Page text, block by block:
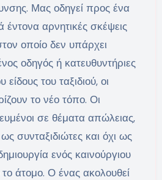
Μας οδηγεί προς ένα
αρνητικές σκέψεις
οποίο δεν υπάρχει
οδηγός ή κατευθυντήριες
του ταξιδιού, οι
το νέο τόπο. Οι
σε θέματα απώλειας,
συνταξιδιώτες και όχι ως
ενός καινούργιου
το άτομο. Ο ένας ακολουθεί